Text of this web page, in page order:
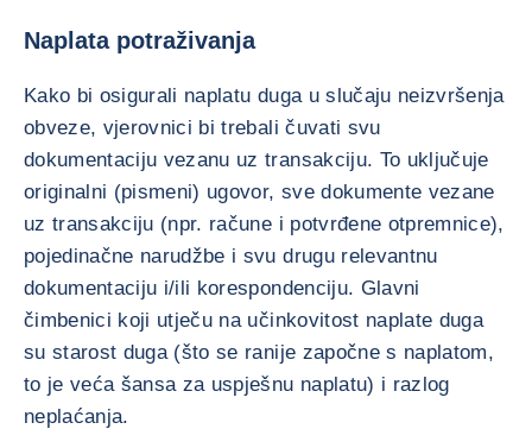
Naplata potraživanja
Kako bi osigurali naplatu duga u slučaju neizvršenja
obveze, vjerovnici bi trebali čuvati svu
dokumentaciju vezanu uz transakciju. To uključuje
originalni (pismeni) ugovor, sve dokumente vezane
uz transakciju (npr. račune i potvrđene otpremnice),
pojedinačne narudžbe i svu drugu relevantnu
dokumentaciju i/ili korespondenciju. Glavni
čimbenici koji utječu na učinkovitost naplate duga
su starost duga (što se ranije započne s naplatom,
to je veća šansa za uspješnu naplatu) i razlog
neplaćanja.